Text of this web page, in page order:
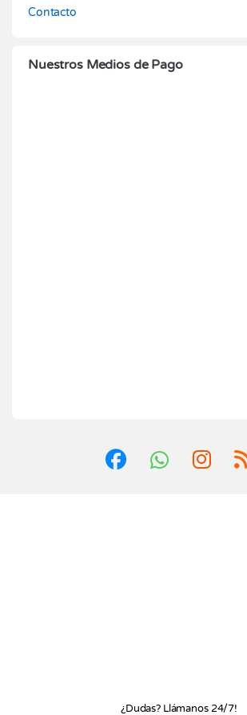
Contacto
Nuestros Medios de Pago
¿Dudas? Llámanos 24/7!